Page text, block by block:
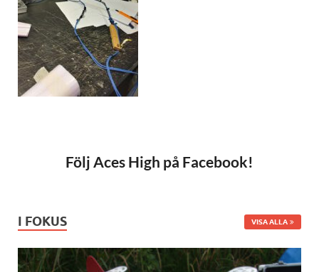
Följ Aces High på Facebook!
I FOKUS VISA ALLA